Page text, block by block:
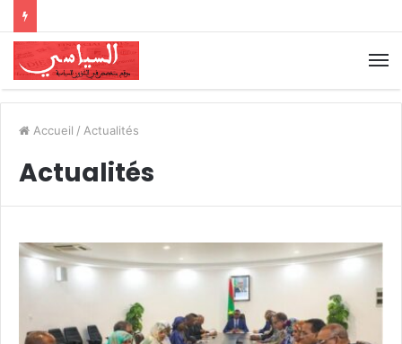
Accueil / Actualités
Actualités